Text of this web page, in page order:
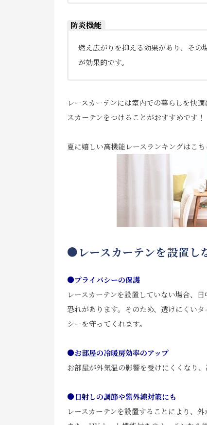
防炎機能
燃え広がりを抑える効果があり、その
が効果的です。
レースカーテンには室内での暮らしを快
スカーテンをつけることがおすすめです！
夏に嬉しい高機能レースランキングはこち
●レースカーテンを設置し
●プライバシーの保護
レースカーテンを設置していない場合、
恐れがあります。そのため、透けにくい
シーを守ってくれます。
●お部屋の冷暖房効率のアップ
お部屋が外気温の影響を受けにくくなり
●日射しの調節や紫外線対策にも
レースカーテンを設置することにより、